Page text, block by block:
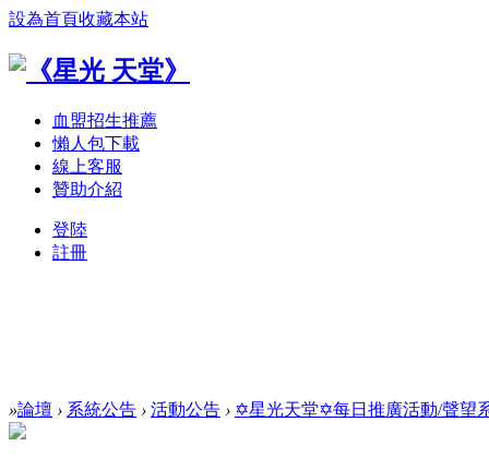
設為首頁收藏本站
血盟招生推薦
懶人包下載
線上客服
贊助介紹
登陸
註冊
»論壇 › 系統公告 › 活動公告 › ✡星光天堂✡每日推廣活動/聲望